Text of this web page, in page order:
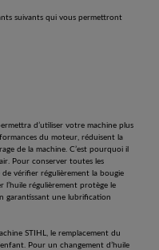
suivants qui vous permettront
d’utiliser votre machine plus
du moteur, réduisent la
de la machine. C’est pourquoi il
Pour conserver toutes les
vérifier régulièrement la bougie
l’huile régulièrement protège le
garantissant une lubrification
STIHL, le remplacement du
Pour un changement d’huile